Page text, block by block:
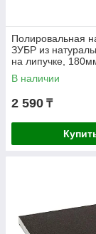
Полировальная
ЗУБР из
на липучке,
180)
В наличии
2 590 ₸